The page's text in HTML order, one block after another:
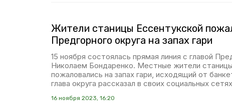
Жители станицы Ессентукской
Предгорного округа на запах гари
15 ноября состоялась прямая линия с главой
Николаем Бондаренко. Местные жители
пожаловались на запах гари, исходящий от
глава округа рассказал в своих социальных
16 ноября 2023, 16:20